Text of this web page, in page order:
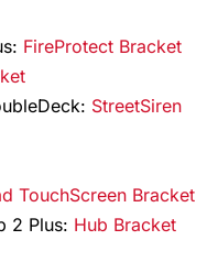
FireProtect Bracket
StreetSiren
TouchScreen Bracket
2 Plus: Hub Bracket